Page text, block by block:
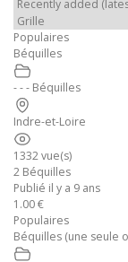
Populaires
Béquilles
- - - Béquilles
Indre-et-Loire
1332 vue(s)
2 Béquilles
Publié il y a 9 ans
1.00 €
Populaires
Béquilles (une seule